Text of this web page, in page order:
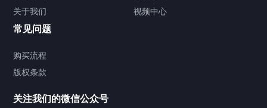
关于我们
视频中心
常见问题
购买流程
版权条款
关注我们的微信公众号